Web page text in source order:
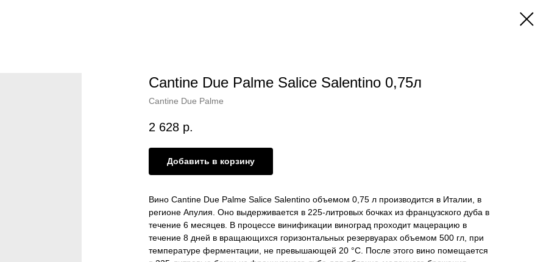
Cantine Due Palme Salice Salentino 0,75л
Cantine Due Palme
2 628 р.
Добавить в корзину
Вино Cantine Due Palme Salice Salentino объемом 0,75 л производится в Италии, в
регионе Апулия. Оно выдерживается в 225-литровых бочках из французского дуба в
течение 6 месяцев. В процессе винификации виноград проходит мацерацию в
течение 8 дней в вращающихся горизонтальных резервуарах объемом 500 гл, при
температуре ферментации, не превышающей 20 °C. После этого вино помещается